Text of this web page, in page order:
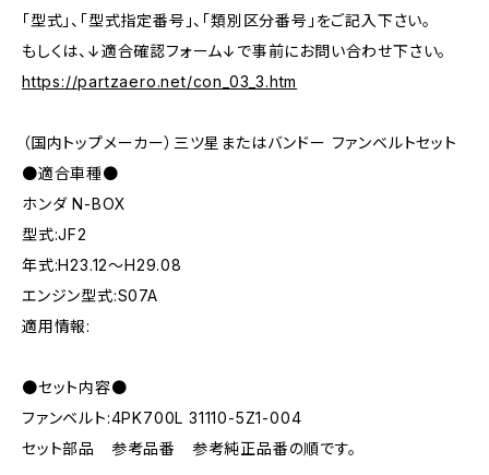
「型式」、「型式指定番号」、「類別区分番号」をご記入下さい。
もしくは、↓適合確認フォーム↓で事前にお問い合わせ下さい。
https://partzaero.net/con_03_3.htm
（国内トップメーカー）三ツ星またはバンドー ファンベルトセット
●適合車種●
ホンダ N-BOX
型式:JF2
年式:H23.12～H29.08
エンジン型式:S07A
適用情報:
●セット内容●
ファンベルト:4PK700L 31110-5Z1-004
セット部品 参考品番 参考純正品番の順です。